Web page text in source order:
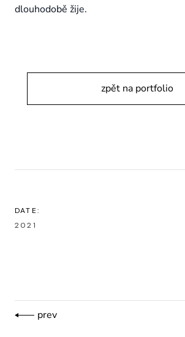
dlouhodobě žije.
zpět na portfolio
DATE:
2021
prev